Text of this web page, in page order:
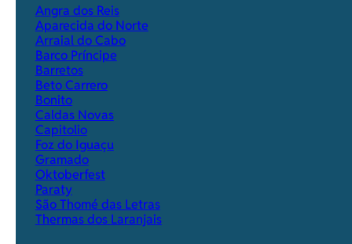
Angra dos Reis
Aparecida do Norte
Arraial do Cabo
Barco Príncipe
Barretos
Beto Carrero
Bonito
Caldas Novas
Capitolio
Foz do Iguaçu
Gramado
Oktoberfest
Paraty
São Thomé das Letras
Thermas dos Laranjais